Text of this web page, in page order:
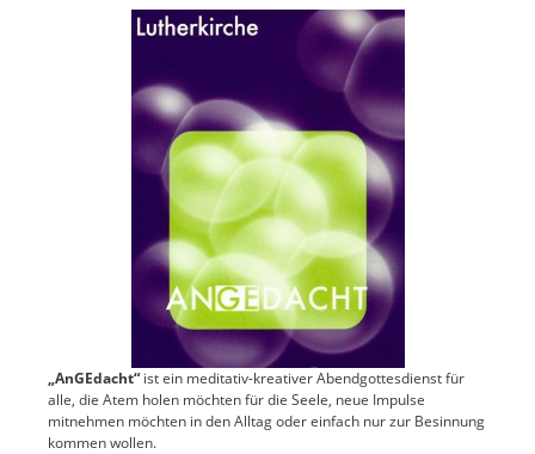
„AnGEdacht“ ist ein meditativ-kreativer Abendgottesdienst für
alle, die Atem holen möchten für die Seele, neue Impulse
mitnehmen möchten in den Alltag oder einfach nur zur Besinnung
kommen wollen.